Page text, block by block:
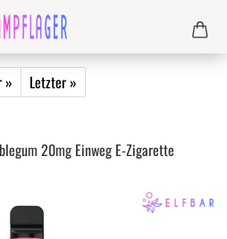
»
Letzter »
20mg Einweg E-Zigarette